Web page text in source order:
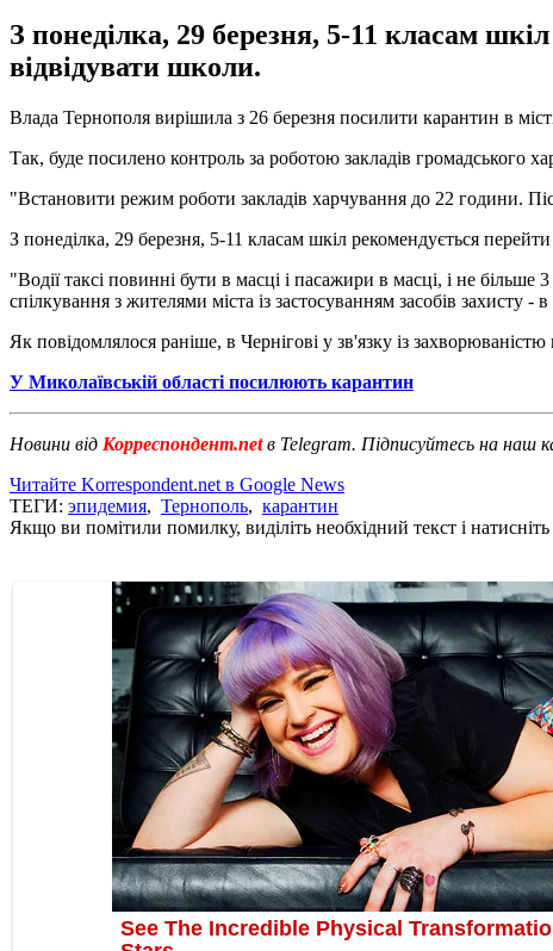
З понеділка, 29 березня, 5-11 класам
відвідувати школи.
Влада Тернополя вирішила з 26 березня посилити карантин в
Так, буде посилено контроль за роботою закладів громадського
"Встановити режим роботи закладів харчування до 22 години.
З понеділка, 29 березня, 5-11 класам шкіл рекомендується
"Водії таксі повинні бути в масці і пасажири в масці, і не
спілкування з жителями міста із застосуванням засобів
Як повідомлялося раніше, в Чернігові у зв'язку із
У Миколаївській області посилюють карантин
Новини від Корреспондент.netв Telegram. Підписуйтесь на наш
Читайте Korrespondent.net в Google News
ТЕГИ: эпидемия, Тернополь, карантин
Якщо ви помітили помилку, виділіть необхідний текст і